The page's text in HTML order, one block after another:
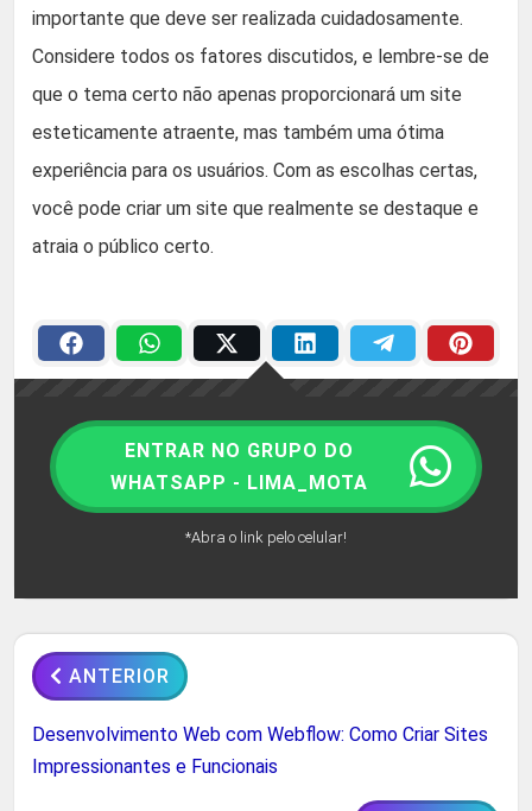
importante que deve ser realizada cuidadosamente.
Considere todos os fatores discutidos, e lembre-se de
que o tema certo não apenas proporcionará um site
esteticamente atraente, mas também uma ótima
experiência para os usuários. Com as escolhas certas,
você pode criar um site que realmente se destaque e
atraia o público certo.
ENTRAR NO GRUPO DO
WHATSAPP - LIMA_MOTA
*Abra o link pelo celular!
ANTERIOR
Desenvolvimento Web com Webflow: Como Criar Sites
Impressionantes e Funcionais